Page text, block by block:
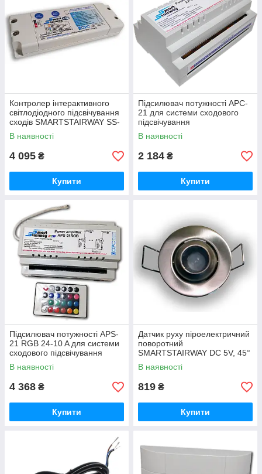
Контролер інтерактивного
світлодіодного підсвічування
сходів SMARTSTAIRWAY SS-
281x WI-FI RGB
В наявності
4 095 ₴
Купити
Підсилювач потужності APC-
21 для системи сходового
підсвічування
SMARTSTAIRWAY
В наявності
2 184 ₴
Купити
Підсилювач потужності APS-
21 RGB 24-10 A для системи
сходового підсвічування
SMARTSTAIRWAY
В наявності
4 368 ₴
Купити
Датчик руху піроелектричний
поворотний
SMARTSTAIRWAY DC 5V, 45°
+90° Хром
В наявності
819 ₴
Купити